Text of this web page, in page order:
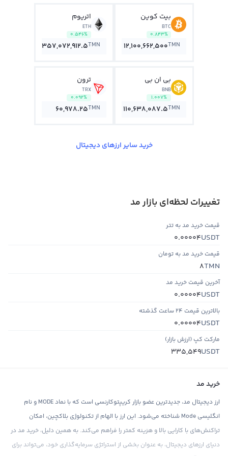
بیت کوین
BTC
0.843%
12,100,662,500TMN
اتریوم
ETH
0.546%
357,072,912.5TMN
بی ان بی
BNB
1.007%
110,638,087.5TMN
ترون
TRX
0.092%
60,978.25TMN
خرید سایر ارزهای دیجیتال
تغییرات لحظه‌ای بازار مد
قیمت خرید مد به تتر
USDT
0.00004
قیمت خرید مد به تومان
TMN
8
آخرین قیمت خرید مد
USDT
0.00004
بالاترین قیمت ۲۴ ساعت گذشته
USDT
0.00004
مارکت کپ (ارزش بازار)
USDT
335,549
خرید مد
ارز دیجیتال مد، جدیدترین عضو بازار کریپتوکارنسی است که با نماد MODE و نام
انگلیسی Mode شناخته می‌شود. این ارز با الهام از تکنولوژی بلاکچین، امکان
تراکنش‌های با کارایی بالا و هزینه کمتر را فراهم می‌کند. به همین دلیل، خرید مد در
دنیای ارزهای دیجیتال، به عنوان بخشی از استراتژی سرمایه‌گذاری خود، می‌تواند برای